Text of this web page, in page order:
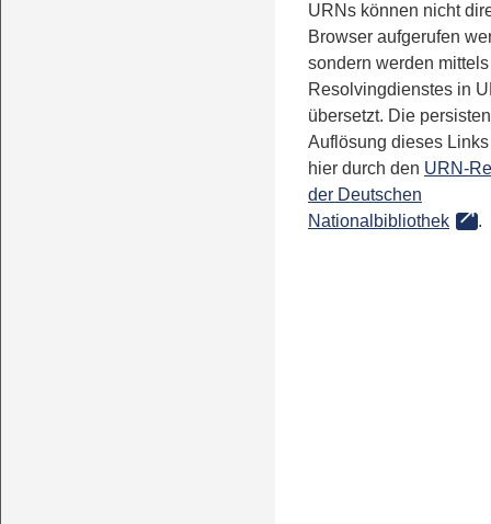
URNs können nicht
Browser aufgerufen
sondern werden
Resolvingdienstes in
übersetzt. Die
Auflösung dieses
hier durch den URN-
der Deutschen
Nationalbibliothek
.